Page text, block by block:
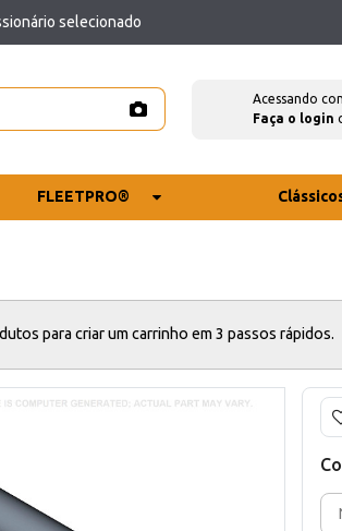
selecionado
Acessando
Faça o login
FLEETPRO®
para criar um carrinho em 3 passos rápidos.